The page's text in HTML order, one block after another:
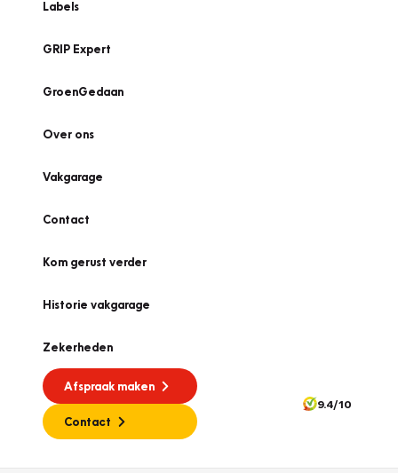
Labels
GRIP Expert
GroenGedaan
Over ons
Vakgarage
Contact
Kom gerust verder
Historie vakgarage
Zekerheden
Afspraak maken
Contact
9.4/10